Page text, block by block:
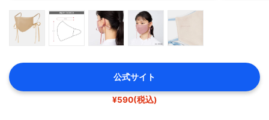
公式サイト
¥590(税込)